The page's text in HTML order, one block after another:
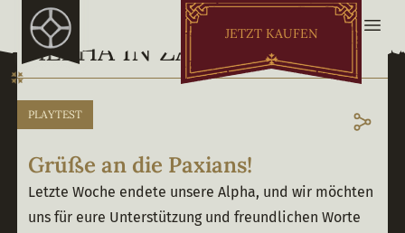
JETZT KAUFEN
ALPHA IN ZAHLEN
PLAYTEST
Grüße an die Paxians!
Letzte Woche endete unsere Alpha, und wir möchten
uns für eure Unterstützung und freundlichen Worte